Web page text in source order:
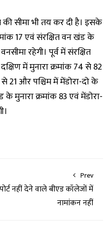
की सीमा भी तय कर दी है। इसके
17 एवं संरक्षित वन खंड के
रहेगी। पूर्व में संरक्षित
में मुनारा क्रमांक 74 से 82
21 और पश्चिम में मेंडोरा-दो के
के मुनारा क्रमांक 83 एवं मेंडोरा-
Prev
नहीं देने वाले बीएड कॉलेजों में
नामांकन नहीं